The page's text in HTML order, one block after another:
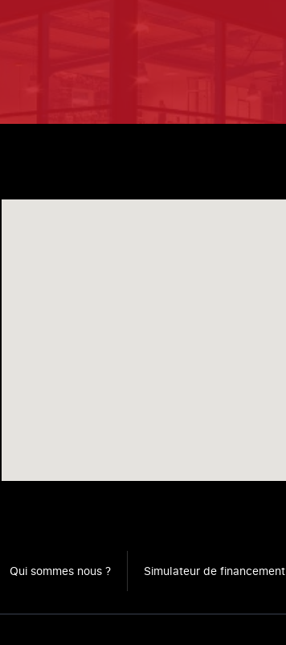
Qui sommes nous ? Simulateur de financement